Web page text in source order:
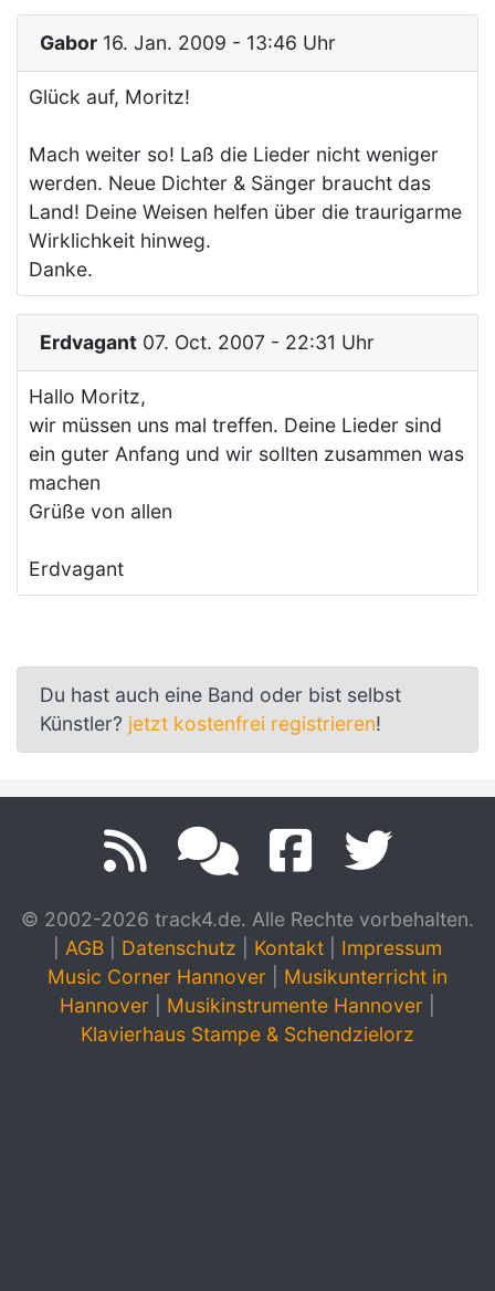
Gabor 16. Jan. 2009 - 13:46 Uhr
Glück auf, Moritz!
Mach weiter so! Laß die Lieder nicht weniger
werden. Neue Dichter & Sänger braucht das
Land! Deine Weisen helfen über die traurigarme
Wirklichkeit hinweg.
Danke.
Erdvagant 07. Oct. 2007 - 22:31 Uhr
Hallo Moritz,
wir müssen uns mal treffen. Deine Lieder sind
ein guter Anfang und wir sollten zusammen was
machen
Grüße von allen
Erdvagant
Du hast auch eine Band oder bist selbst
Künstler? jetzt kostenfrei registrieren!
© 2002-2026 track4.de. Alle Rechte vorbehalten.
AGB Datenschutz Kontakt
Impressum
Music Corner Hannover
Musikunterricht in
Hannover
Musikinstrumente Hannover
Klavierhaus Stampe & Schendzielorz